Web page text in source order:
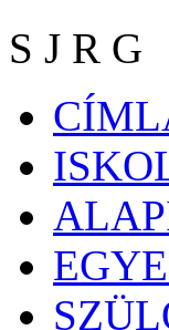
S J R G